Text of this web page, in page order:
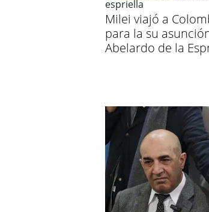
Milei viajó a
para la su
Abelardo de la